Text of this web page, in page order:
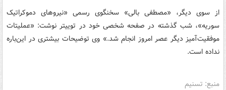
از سوی دیگر، «مصطفی بالی» سخنگوی رسمی «نیروهای دموکراتیک
سوریه»، شب گذشته در صفحه شخصی خود در توییتر نوشت: «عملیتات
موفقیت‌آمیز دیگر عصر امروز انجام شد.» وی توضیحات بیشتری در این‌باره
نداده است.
منبع: تسنیم